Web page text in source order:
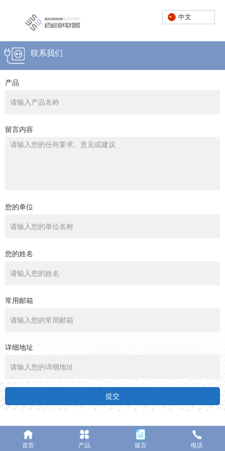
服务热线：
0757-23662222
中文
联系我们
产品
留言内容
您的单位
您的姓名
常用邮箱
详细地址
提交
首页 产品 留言 电话